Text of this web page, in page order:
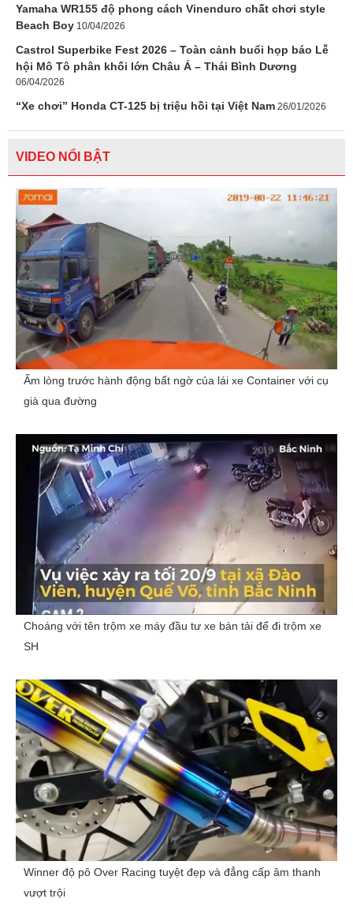
Yamaha WR155 độ phong cách Vinenduro chất chơi style
Beach Boy 10/04/2026
Castrol Superbike Fest 2026 – Toàn cảnh buổi họp báo Lễ
hội Mô Tô phân khối lớn Châu Á – Thái Bình Dương
06/04/2026
“Xe chơi” Honda CT-125 bị triệu hồi tại Việt Nam 26/01/2026
VIDEO NỔI BẬT
Ấm lòng trước hành động bất ngờ của lái xe Container với cụ
già qua đường
Choáng với tên trộm xe máy đầu tư xe bán tải để đi trộm xe
SH
Winner độ pô Over Racing tuyệt đẹp và đẳng cấp âm thanh
vượt trội